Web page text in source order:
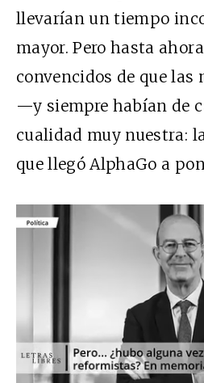
llevarían un tiempo
mayor. Pero hasta
convencidos de que las
—y siempre habían de
cualidad muy nuestra:
que llegó AlphaGo a